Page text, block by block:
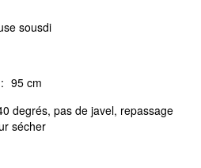
sousdi
95 cm
degrés, pas de javel, repassage
sécher